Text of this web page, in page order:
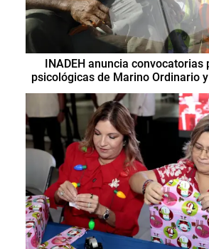
INADEH anuncia convocatorias
psicológicas de Marino Ordinario